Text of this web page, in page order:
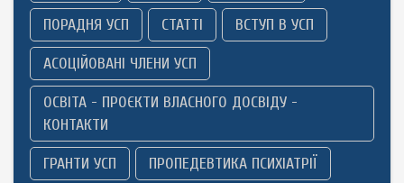
ПОРАДНЯ УСП СТАТТІ ВСТУП В УСП
АСОЦІЙОВАНІ ЧЛЕНИ УСП
ОСВІТА - ПРОЄКТИ ВЛАСНОГО ДОСВІДУ -
КОНТАКТИ
ГРАНТИ УСП ПРОПЕДЕВТИКА ПСИХІАТРІЇ